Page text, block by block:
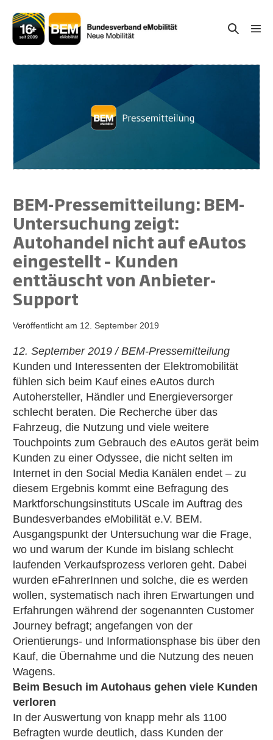
Inhalt
springen
Suche-
BEM-Pressemitteilung: BEM-
Untersuchung zeigt:
Autohandel nicht auf eAutos
eingestellt – Kunden
enttäuscht von Anbieter-
Support
Veröffentlicht am 12. September 2019
12. September 2019 / BEM-Pressemitteilung
Kunden und Interessenten der Elektromobilität
fühlen sich beim Kauf eines eAutos durch
Autohersteller, Händler und Energieversorger
schlecht beraten. Die Recherche über das
Fahrzeug, die Nutzung und viele weitere
Touchpoints zum Gebrauch des eAutos gerät beim
Kunden zu einer Odyssee, die nicht selten im
Internet in den Social Media Kanälen endet – zu
diesem Ergebnis kommt eine Befragung des
Marktforschungsinstituts UScale im Auftrag des
Bundesverbandes eMobilität e.V. BEM.
Ausgangspunkt der Untersuchung war die Frage,
wo und warum der Kunde im bislang schlecht
laufenden Verkaufsprozess verloren geht. Dabei
wurden eFahrerInnen und solche, die es werden
wollen, systematisch nach ihren Erwartungen und
Erfahrungen während der sogenannten Customer
Journey befragt; angefangen von der
Orientierungs- und Informationsphase bis über den
Kauf, die Übernahme und die Nutzung des neuen
Wagens.
Beim Besuch im Autohaus gehen viele Kunden
verloren
In der Auswertung von knapp mehr als 1100
Befragten wurde deutlich, dass Kunden der